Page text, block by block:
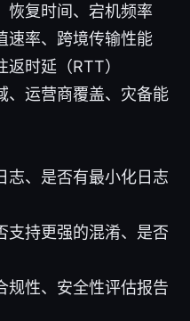
恢复时间、宕机频率
速率、跨境传输性能
时延（RTT）
、运营商覆盖、灾备能
志、是否有最小化日志
支持更强的混淆、是否
规性、安全性评估报告